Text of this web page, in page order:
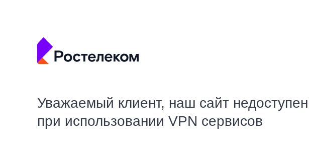
Уважаемый клиент, наш сайт недоступен
при использовании VPN сервисов